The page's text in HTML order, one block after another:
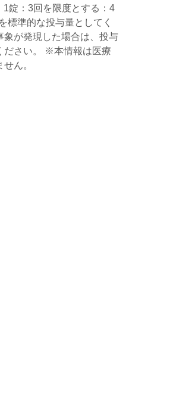
錠：3回を限度とする：4
標準的な投与量としてく
象が発現した場合は、投与
ださい。 ※本情報は医療
ん。